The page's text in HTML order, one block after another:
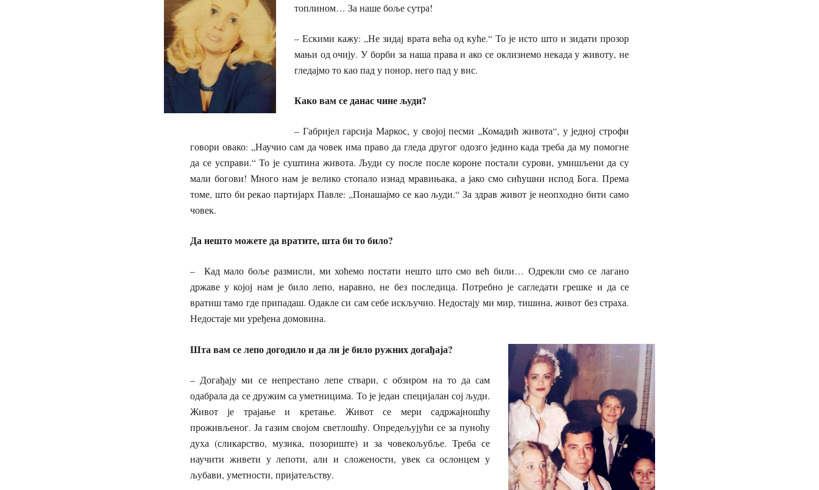
топлином… За наше боље сутра!
– Ескими кажу: „Не зидај врата већа од куће.“ То је исто што и зидати прозор
мањи од очију. У борби за наша права и ако се оклизнемо некада у животу, не
гледајмо то као пад у понор, него пад у вис.
Како вам се данас чине људи?
– Габријел гарсија Маркос, у својој песми „Комадић живота“, у једној строфи
говори овако: „Научио сам да човек има право да гледа другог одозго једино када треба да му помогне
да се усправи.“ То је суштина живота. Људи су после после короне постали сурови, умишљени да су
мали богови! Много нам је велико стопало изнад мравињака, а јако смо сићушни испод Бога. Према
томе, што би рекао партијарх Павле: „Понашајмо се као људи.“ За здрав живот је неопходно бити само
човек.
Да нешто можете да вратите, шта би то било?
– Кад мало боље размисли, ми хоћемо постати нешто што смо већ били… Одрекли смо се лагано
државе у којој нам је било лепо, наравно, не без последица. Потребно је сагледати грешке и да се
вратиш тамо где припадаш. Одакле си сам себе искључио. Недостају ми мир, тишина, живот без страха.
Недостаје ми уређена домовина.
Шта вам се лепо догодило и да ли је било ружних догађаја?
– Догађају ми се непрестано лепе ствари, с обзиром на то да сам
одабрала да се дружим са уметницима. То је један специјалан сој људи.
Живот је трајање и кретање. Живот се мери садржајношћу
проживљеног. Ја газим својом светлошћу. Опредељујући се за пуноћу
духа (сликарство, музика, позориште) и за човекољубље. Треба се
научити живети у лепоти, али и сложености, увек са ослонцем у
љубави, уметности, пријатељству.